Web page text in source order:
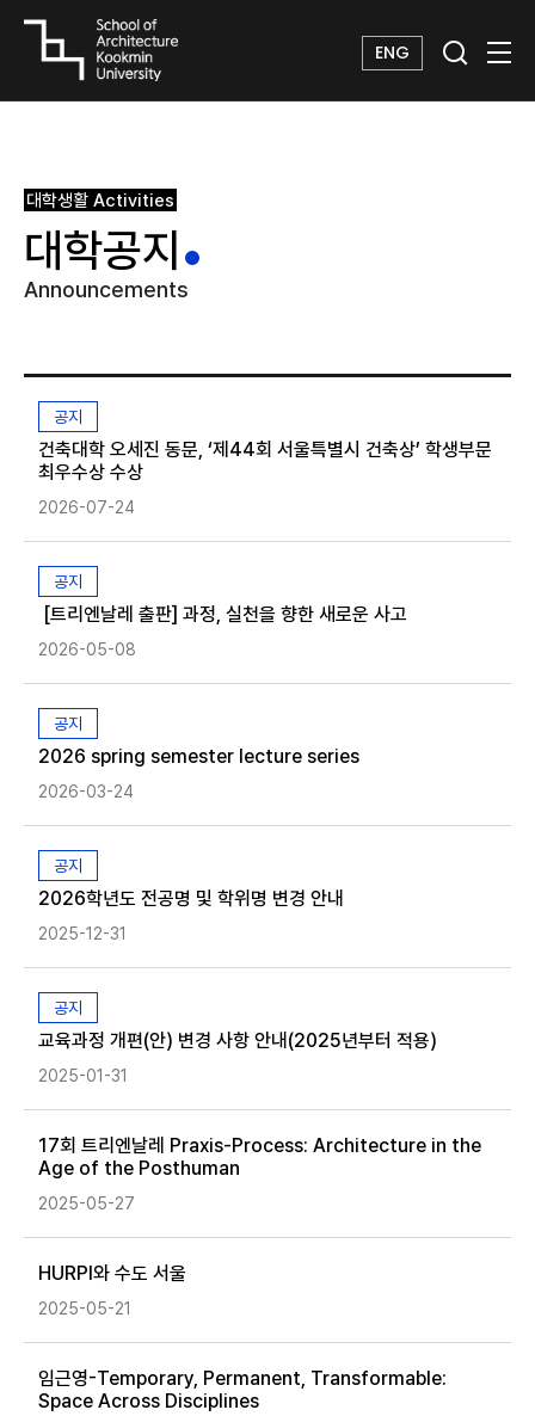
ENG
대학생활 Activities
대학공지
Announcements
공지
건축대학 오세진 동문, ‘제44회 서울특별시 건축상’ 학생부문
최우수상 수상
2026-07-24
공지
[트리엔날레 출판] 과정, 실천을 향한 새로운 사고
2026-05-08
공지
2026 spring semester lecture series
2026-03-24
공지
2026학년도 전공명 및 학위명 변경 안내
2025-12-31
공지
교육과정 개편(안) 변경 사항 안내(2025년부터 적용)
2025-01-31
17회 트리엔날레 Praxis-Process: Architecture in the
Age of the Posthuman
2025-05-27
HURPI와 수도 서울
2025-05-21
임근영-Temporary, Permanent, Transformable:
Space Across Disciplines